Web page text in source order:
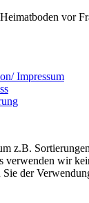
vor
Impressum
z.B.
verwenden wir
Sie der